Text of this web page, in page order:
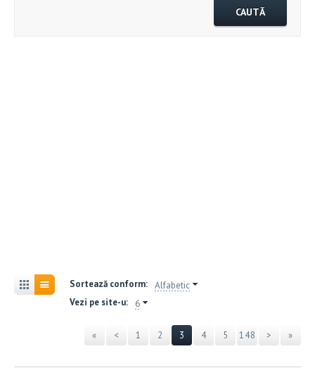
Sortează conform: Alfabetic
Vezi pe site-u:
6
« < 1 2 3 4 5 148 > »